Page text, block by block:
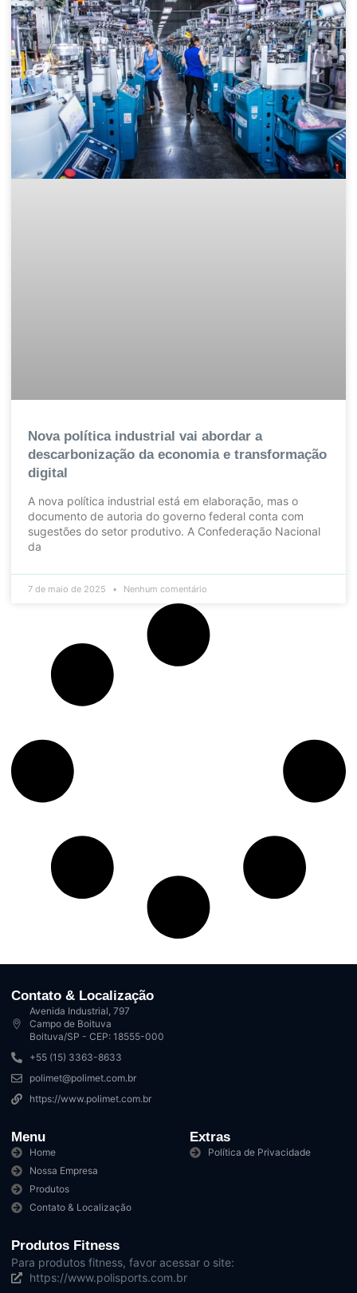
Nova política industrial vai abordar a
descarbonização da economia e transformação
digital
A nova política industrial está em elaboração, mas o
documento de autoria do governo federal conta com
sugestões do setor produtivo. A Confederação Nacional
da
7 de maio de 2025 Nenhum comentário
Contato & Localização
Avenida Industrial, 797
Campo de Boituva
Boituva/SP - CEP: 18555-000
+55 (15) 3363-8633
polimet@polimet.com.br
https://www.polimet.com.br
Menu
Home
Nossa Empresa
Produtos
Contato & Localização
Extras
Política de Privacidade
Produtos Fitness
Para produtos fitness, favor acessar o site:
https://www.polisports.com.br